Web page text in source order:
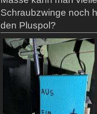
Schraubzwinge noch
den Pluspol?